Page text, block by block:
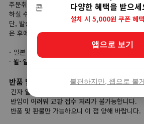
주문취소는 상품준비 단계에서는 고객님이 사이
하실 수가 있습니다.
단, 발송대기 단계부터는 고객님의 직접 취소가
은 후에 반품 접수를 하셔야 합니다.
- 일본 직접 취소가능 시간
· 월~일 주문 당일 오전 00:00부터 당일 오후
반품 및 교환
긴자 일본직구는 해외 현지 상품을 한국으로 배
반입이 어려워 교환 접수 처리가 불가능합니다.
반품 및 환불만 가능하오니 이 점 양해 바랍니다.
다양한 혜택을 받으
설치 시 5,000원 쿠폰 혜
앱으로 보기
불편하지만, 웹으로 볼